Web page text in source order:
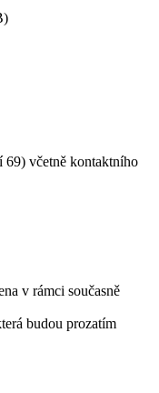
69) včetně kontaktního
v rámci současně
budou prozatím